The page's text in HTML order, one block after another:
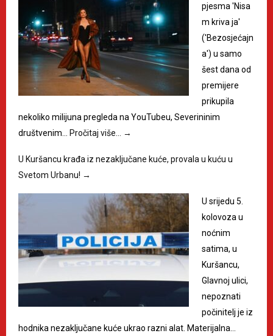
pjesma 'Nisa
m kriva ja'
('Bezosjećajn
a') u samo
šest dana od
premijere
prikupila
nekoliko milijuna pregleda na YouTubeu, Severininim
društvenim…
Pročitaj više… →
U Kuršancu krađa iz nezaključane kuće, provala u kuću u
Svetom Urbanu! →
U srijedu 5.
kolovoza u
noćnim
satima, u
Kuršancu,
Glavnoj ulici,
nepoznati
počinitelj je iz
hodnika nezaključane kuće ukrao razni alat. Materijalna…